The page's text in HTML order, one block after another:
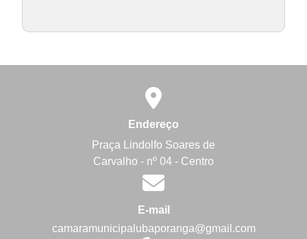
Endereço
Praça Lindolfo Soares de
Carvalho - nº 04 - Centro
E-mail
camaramunicipalubaporanga@gmail.com